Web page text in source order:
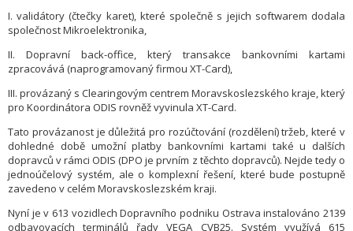
I. validátory (čtečky karet), které společně s jejich softwarem dodala
společnost Mikroelektronika,
II. Dopravní back-office, který transakce bankovními kartami
zpracovává (naprogramovaný firmou XT-Card),
III. provázaný s Clearingovým centrem Moravskoslezského kraje, který
pro Koordinátora ODIS rovněž vyvinula XT-Card.
Tato provázanost je důležitá pro rozúčtování (rozdělení) tržeb, které v
dohledné době umožní platby bankovními kartami také u dalších
dopravců v rámci ODIS (DPO je prvním z těchto dopravců). Nejde tedy o
jednoúčelový systém, ale o komplexní řešení, které bude postupně
zavedeno v celém Moravskoslezském kraji.
Nyní je v 613 vozidlech Dopravního podniku Ostrava instalováno 2139
odbavovacích terminálů řady VEGA CVB25. Systém využívá 615